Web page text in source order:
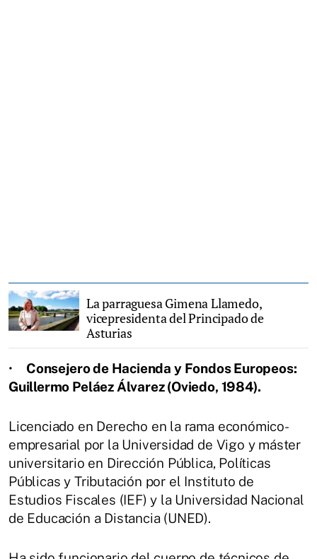
La parraguesa Gimena Llamedo,
vicepresidenta del Principado de
Asturias
• Consejero de Hacienda y Fondos Europeos:
Guillermo Peláez Álvarez (Oviedo, 1984).
Licenciado en Derecho en la rama económico-
empresarial por la Universidad de Vigo y máster
universitario en Dirección Pública, Políticas
Públicas y Tributación por el Instituto de
Estudios Fiscales (IEF) y la Universidad Nacional
de Educación a Distancia (UNED).